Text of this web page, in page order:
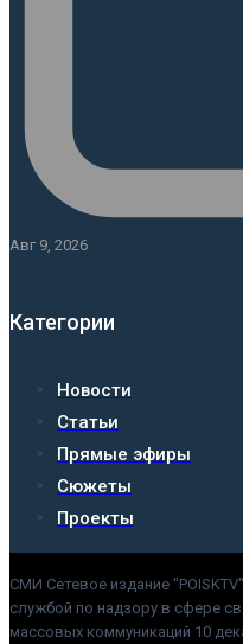
Авг 9, 2026
Категории
Новости
Статьи
Прямые эфиры
Сюжеты
Проекты
СМИ Сетевое издание
службой по надзору в сфере
массовых коммуникаций 10